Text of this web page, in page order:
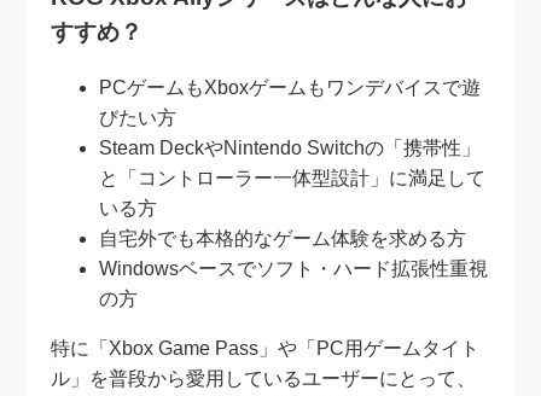
すすめ？
PCゲームもXboxゲームもワンデバイスで遊
びたい方
Steam DeckやNintendo Switchの「携帯性」
と「コントローラー一体型設計」に満足して
いる方
自宅外でも本格的なゲーム体験を求める方
Windowsベースでソフト・ハード拡張性重視
の方
特に「Xbox Game Pass」や「PC用ゲームタイト
ル」を普段から愛用しているユーザーにとって、